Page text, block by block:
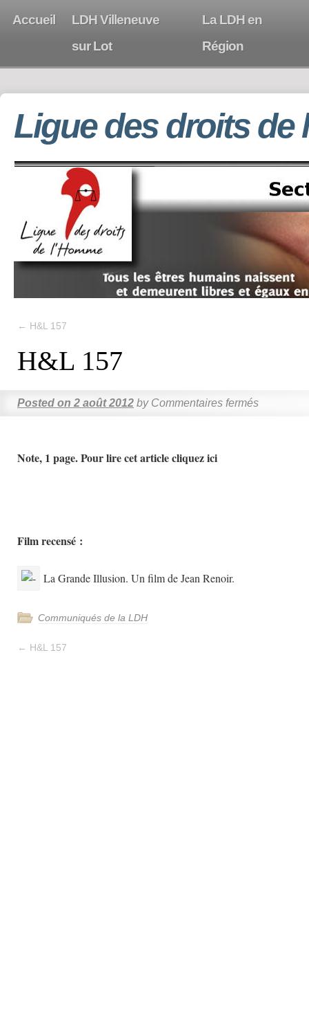
Accueil
LDH Villeneuve
sur Lot
La LDH en
Région
Ligue des droits de
← H&L 157
H&L 157
Posted on 2 août 2012 by Commentaires fermés
Note, 1 page. Pour lire cet article cliquez ici
Film recensé :
La Grande Illusion. Un film de Jean Renoir.
Communiqués de la LDH
← H&L 157